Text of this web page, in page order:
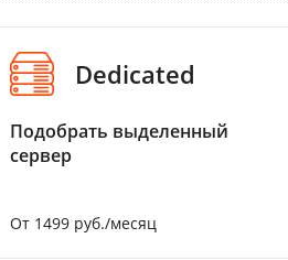
Dedicated
Подобрать выделенный
сервер
От 1499 руб./месяц